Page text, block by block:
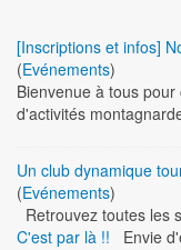
[Inscriptions et infos]
(Evénements)
Bienvenue à tous
d'activités
Un club dynamique
(Evénements)
Retrouvez toutes les
C'est par là !! Envie